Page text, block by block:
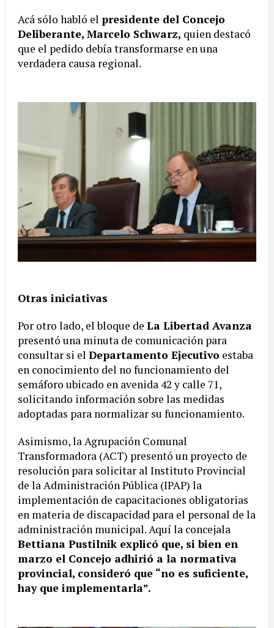
Acá sólo habló el presidente del Concejo
Deliberante, Marcelo Schwarz, quien destacó
que el pedido debía transformarse en una
verdadera causa regional.
Otras iniciativas
Por otro lado, el bloque de La Libertad Avanza
presentó una minuta de comunicación para
consultar si el Departamento Ejecutivo estaba
en conocimiento del no funcionamiento del
semáforo ubicado en avenida 42 y calle 71,
solicitando información sobre las medidas
adoptadas para normalizar su funcionamiento.
Asimismo, la Agrupación Comunal
Transformadora (ACT) presentó un proyecto de
resolución para solicitar al Instituto Provincial
de la Administración Pública (IPAP) la
implementación de capacitaciones obligatorias
en materia de discapacidad para el personal de la
administración municipal. Aquí la concejala
Bettiana Pustilnik explicó que, si bien en
marzo el Concejo adhirió a la normativa
provincial, consideró que “no es suficiente,
hay que implementarla”.